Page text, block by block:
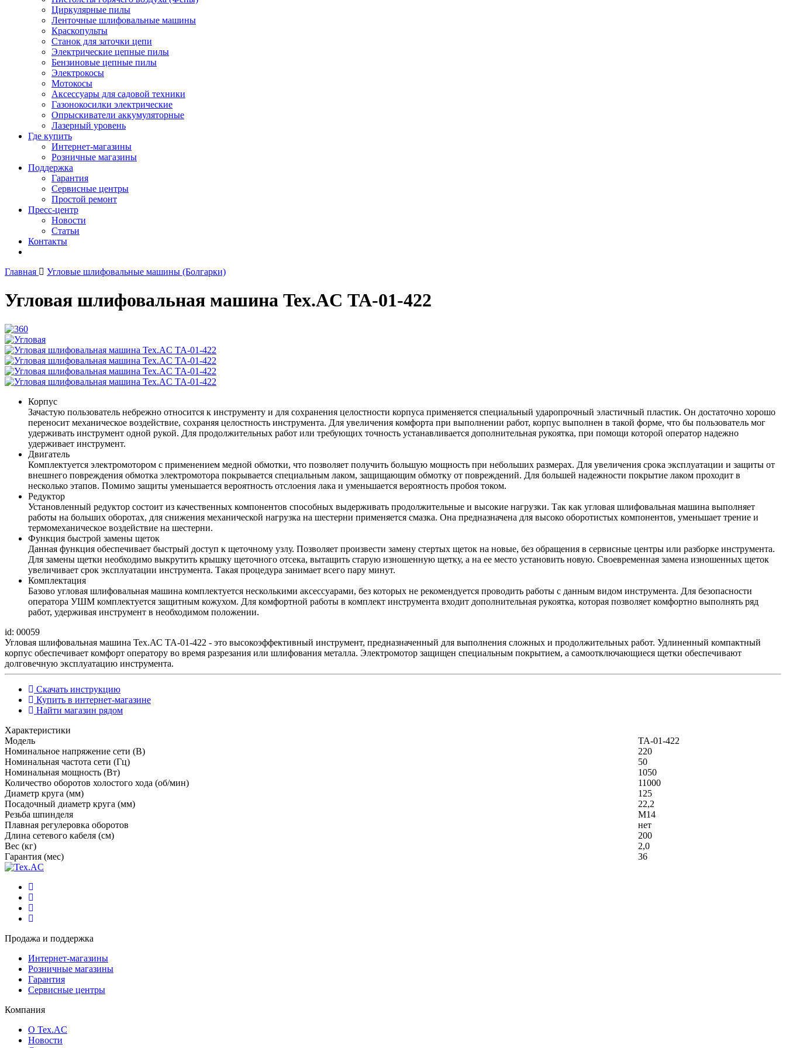
Циркулярные пилы
Ленточные шлифовальные машины
Краскопульты
Станок для заточки цепи
Электрические цепные пилы
Бензиновые цепные пилы
Электрокосы
Мотокосы
Аксессуары для садовой техники
Газонокосилки электрические
Опрыскиватели аккумуляторные
Лазерный уровень
Где купить
Интернет-магазины
Розничные магазины
Поддержка
Гарантия
Сервисные центры
Простой ремонт
Пресс-центр
Новости
Статьи
Контакты
Главная Угловые шлифовальные машины (Болгарки)
Угловая шлифовальная машина Tex.AC ТА-01-422
Корпус
Зачастую пользователь небрежно относится к инструменту и для сохранения целостности корпуса применяется специальный ударопрочный эластичный пластик. Он достаточно хорошо
переносит механическое воздействие, сохраняя целостность инструмента. Для увеличения комфорта при выполнении работ, корпус выполнен в такой форме, что бы пользователь мог
удерживать инструмент одной рукой. Для продолжительных работ или требующих точность устанавливается дополнительная рукоятка, при помощи которой оператор надежно
удерживает инструмент.
Двигатель
Комплектуется электромотором с применением медной обмотки, что позволяет получить большую мощность при небольших размерах. Для увеличения срока эксплуатации и защиты от
внешнего повреждения обмотка электромотора покрывается специальным лаком, защищающим обмотку от повреждений. Для большей надежности покрытие лаком проходит в
несколько этапов. Помимо защиты уменьшается вероятность отслоения лака и уменьшается вероятность пробоя током.
Редуктор
Установленный редуктор состоит из качественных компонентов способных выдерживать продолжительные и высокие нагрузки. Так как угловая шлифовальная машина выполняет
работы на больших оборотах, для снижения механической нагрузка на шестерни применяется смазка. Она предназначена для высоко оборотистых компонентов, уменьшает трение и
термомеханическое воздействие на шестерни.
Функция быстрой замены щеток
Данная функция обеспечивает быстрый доступ к щеточному узлу. Позволяет произвести замену стертых щеток на новые, без обращения в сервисные центры или разборке инструмента.
Для замены щетки необходимо выкрутить крышку щеточного отсека, вытащить старую изношенную щетку, а на ее место установить новую. Своевременная замена изношенных щеток
увеличивает срок эксплуатации инструмента. Такая процедура занимает всего пару минут.
Комплектация
Базово угловая шлифовальная машина комплектуется несколькими аксессуарами, без которых не рекомендуется проводить работы с данным видом инструмента. Для безопасности
оператора УШМ комплектуется защитным кожухом. Для комфортной работы в комплект инструмента входит дополнительная рукоятка, которая позволяет комфортно выполнять ряд
работ, удерживая инструмент в необходимом положении.
id: 00059
Угловая шлифовальная машина Тех.АС ТА-01-422 - это высокоэффективный инструмент, предназначенный для выполнения сложных и продолжительных работ. Удлиненный компактный
корпус обеспечивает комфорт оператору во время разрезания или шлифования металла. Электромотор защищен специальным покрытием, а самоотключающиеся щетки обеспечивают
долговечную эксплуатацию инструмента.
Скачать инструкцию
Купить в интернет-магазине
Найти магазин рядом
Характеристики
Модель
ТА-01-422
Номинальное напряжение сети (В)
220
Номинальная частота сети (Гц)
50
Номинальная мощность (Вт)
1050
Количество оборотов холостого хода (об/мин)
11000
Диаметр круга (мм)
125
Посадочный диаметр круга (мм)
22,2
Резьба шпинделя
М14
Плавная регулеровка оборотов
нет
Длина сетевого кабеля (см)
200
Вес (кг)
2,0
Гарантия (мес)
36
Продажа и поддержка
Интернет-магазины
Розничные магазины
Гарантия
Сервисные центры
Компания
О Tex.AC
Новости